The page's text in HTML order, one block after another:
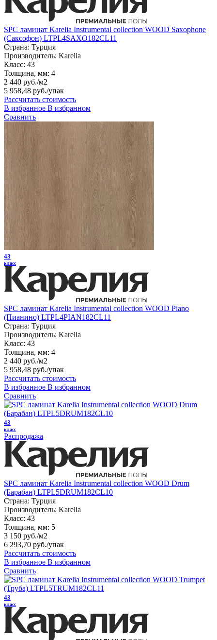
SPC ламинат Karelia Instrumental collection WOOD Saxophone
(Саксофон) LTPL4SAXO182CL11
Страна: Турция
Производитель: Karelia
Класс: 43
Толщина, мм: 4
2 440 руб./м2
5 958,48 руб./упак
Рассчитать стоимость
В избранное В избранном
Сравнить
43
класс
SPC ламинат Karelia Instrumental collection WOOD Piano
(Пианино) LTPL4PIAN182CL11
Страна: Турция
Производитель: Karelia
Класс: 43
Толщина, мм: 4
2 440 руб./м2
5 958,48 руб./упак
Рассчитать стоимость
В избранное В избранном
Сравнить
43
класс
Распродажа
SPC ламинат Karelia Instrumental collection WOOD Drum
(Барабан) LTPL5DRUM182CL10
Страна: Турция
Производитель: Karelia
Класс: 43
Толщина, мм: 5
3 150 руб./м2
6 293,70 руб./упак
Рассчитать стоимость
В избранное В избранном
Сравнить
43
класс